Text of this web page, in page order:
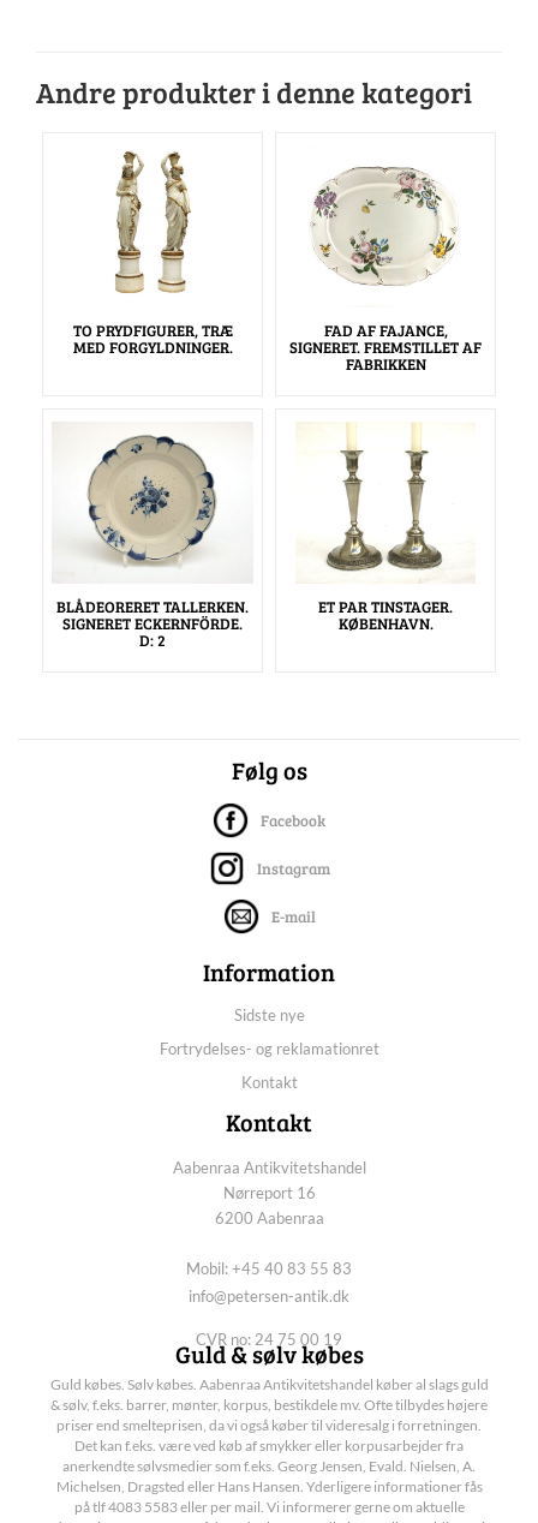
Andre produkter i denne kategori
TO PRYDFIGURER, TRÆ
MED FORGYLDNINGER.
FAD AF FAJANCE,
SIGNERET. FREMSTILLET AF
FABRIKKEN
BLÅDEORERET TALLERKEN.
SIGNERET ECKERNFÖRDE.
D: 2
ET PAR TINSTAGER.
KØBENHAVN.
Følg os
Facebook
Instagram
E-mail
Information
Sidste nye
Fortrydelses- og reklamationret
Kontakt
Kontakt
Aabenraa Antikvitetshandel
Nørreport 16
6200 Aabenraa
Mobil: +45 40 83 55 83
info@petersen-antik.dk
CVR no: 24 75 00 19
Guld & sølv købes
Guld købes. Sølv købes. Aabenraa Antikvitetshandel køber al slags guld
& sølv, f.eks. barrer, mønter, korpus, bestikdele mv. Ofte tilbydes højere
priser end smelteprisen, da vi også køber til videresalg i forretningen.
Det kan f.eks. være ved køb af smykker eller korpusarbejder fra
anerkendte sølvsmedier som f.eks. Georg Jensen, Evald. Nielsen, A.
Michelsen, Dragsted eller Hans Hansen. Yderligere informationer fås
på tlf 4083 5583 eller per mail. Vi informerer gerne om aktuelle